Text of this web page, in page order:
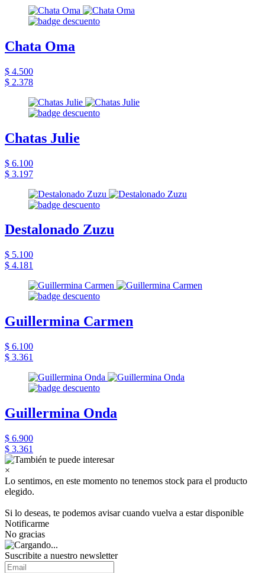
Chata Oma
$ 4.500
$ 2.378
Chatas Julie
$ 6.100
$ 3.197
Destalonado Zuzu
$ 5.100
$ 4.181
Guillermina Carmen
$ 6.100
$ 3.361
Guillermina Onda
$ 6.900
$ 3.361
×
Lo sentimos, en este momento no tenemos stock para el producto
elegido.
Si lo deseas, te podemos avisar cuando vuelva a estar disponible
Notificarme
No gracias
Suscribite a nuestro newsletter